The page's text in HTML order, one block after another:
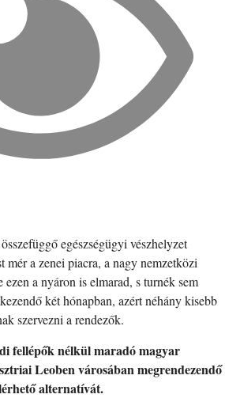
egészségügyi vészhelyzet
mér a zenei piacra, a nagy nemzetközi
a nyáron is elmarad, s turnék sem
két hónapban, azért néhány kisebb
szervezni a rendezők.
fellépők nélkül maradó magyar
Leoben városában megrendezendő
alternatívát.